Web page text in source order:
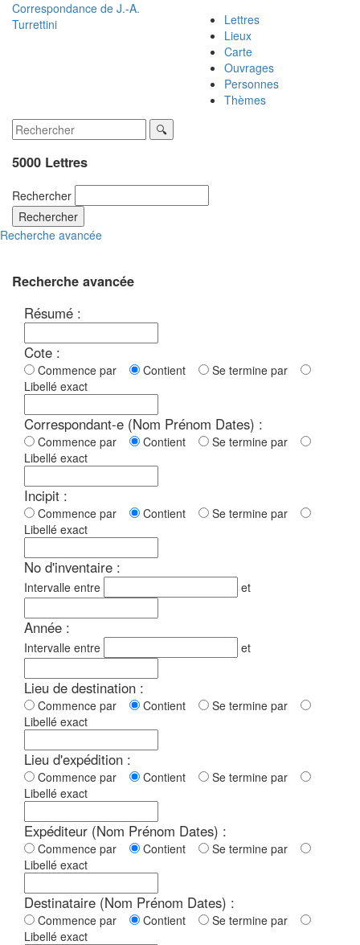
Correspondance de J.-A.
Turrettini
Lettres
Lieux
Carte
Ouvrages
Personnes
Thèmes
5000 Lettres
Rechercher
Rechercher
Recherche avancée
Recherche avancée
Résumé :
Cote :
Commence par Contient
Se termine par
Libellé exact
Correspondant-e (Nom Prénom Dates) :
Commence par Contient
Se termine par
Libellé exact
Incipit :
Commence par Contient
Se termine par
Libellé exact
No d'inventaire :
Intervalle entre et
Année :
Intervalle entre et
Lieu de destination :
Commence par Contient
Se termine par
Libellé exact
Lieu d'expédition :
Commence par Contient
Se termine par
Libellé exact
Expéditeur (Nom Prénom Dates) :
Commence par Contient
Se termine par
Libellé exact
Destinataire (Nom Prénom Dates) :
Commence par Contient
Se termine par
Libellé exact